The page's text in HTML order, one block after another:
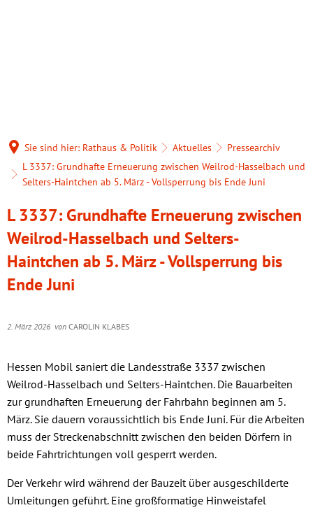
Politik & Wahlen
Bauen
Umwelt &
Kirchen
Brandschutz
Jagdvorsteher
Forstbetrieb
Selters (Taunus) für
Generationentreff
Ausflugstipps und
Grillplätze
Vereine
Veranstaltungen
Sportstätten
Sie sind hier: Rathaus & Politik Aktuelles
Pressearchiv
L 3337: Grundhafte Erneuerung zwischen Weilrod-Hasselbach und
Selters-Haintchen ab 5. März - Vollsperrung bis Ende Juni
L 3337: Grundhafte Erneuerung zwischen
Weilrod-Hasselbach und Selters-
Haintchen ab 5. März - Vollsperrung bis
Ende Juni
2. März 2026 von CAROLIN KLABES
Hessen Mobil saniert die Landesstraße 3337 zwischen
Weilrod-Hasselbach und Selters-Haintchen. Die Bauarbeiten
zur grundhaften Erneuerung der Fahrbahn beginnen am 5.
März. Sie dauern voraussichtlich bis Ende Juni. Für die Arbeiten
muss der Streckenabschnitt zwischen den beiden Dörfern in
beide Fahrtrichtungen voll gesperrt werden.
Der Verkehr wird während der Bauzeit über ausgeschilderte
Umleitungen geführt. Eine großformatige Hinweistafel